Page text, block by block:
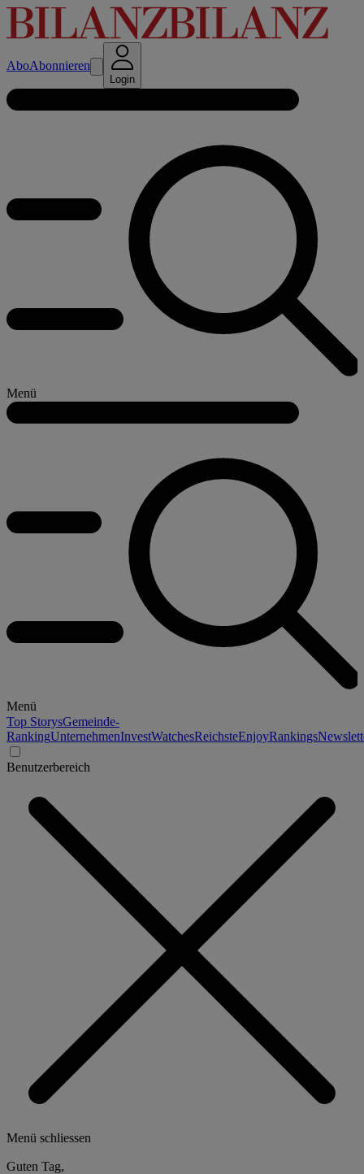
AboAbonnieren
Login
Menü
Menü
Top StorysGemeinde-
RankingUnternehmenInvestWatchesReichsteEnjoyRankings
Benutzerbereich
Menü schliessen
Guten Tag,